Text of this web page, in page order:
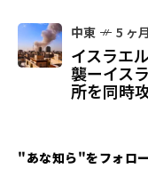
中東 5 ヶ
イスラエ
襲ーイス
所を同時
"あな知ら"をフォロ